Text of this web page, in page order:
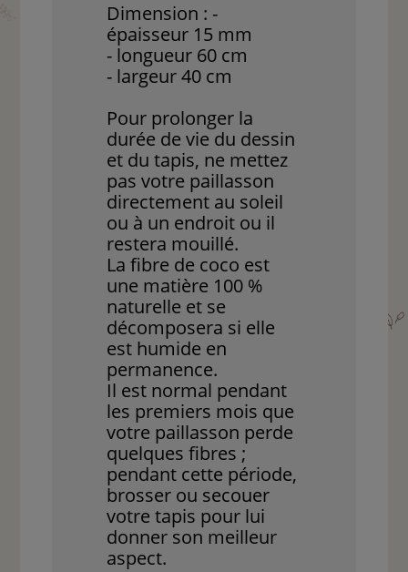
Dimension : -
épaisseur 15 mm
- longueur 60 cm
- largeur 40 cm
Pour prolonger la
durée de vie du dessin
et du tapis, ne mettez
pas votre paillasson
directement au soleil
ou à un endroit ou il
restera mouillé.
La fibre de coco est
une matière 100 %
naturelle et se
décomposera si elle
est humide en
permanence.
Il est normal pendant
les premiers mois que
votre paillasson perde
quelques fibres ;
pendant cette période,
brosser ou secouer
votre tapis pour lui
donner son meilleur
aspect.